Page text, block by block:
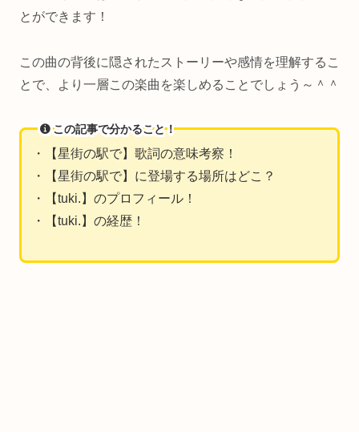
とができます！
この曲の背後に隠されたストーリーや感情を理解するこ
とで、より一層この楽曲を楽しめることでしょう～＾＾
この記事で分かること！
・【星街の駅で】歌詞の意味考察！
・【星街の駅で】に登場する場所はどこ？
・【tuki.】のプロフィール！
・【tuki.】の経歴！